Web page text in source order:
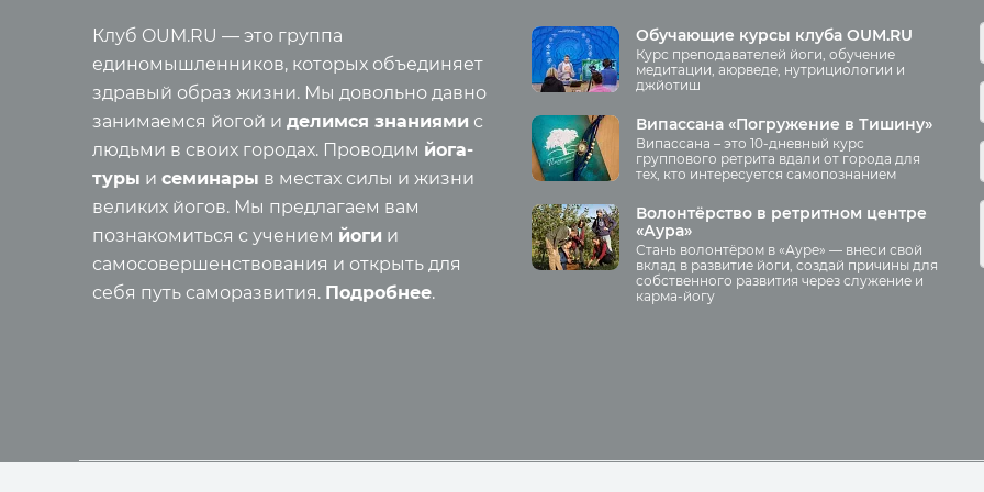
Фото йога-туров
Аудио отзывы о турах
Семинары
Семинары клуба OUM.RU
Рассказы о семинарах
Фото семинаров
Випассана
Фото випассаны
Преподаватели
Правильное питание
Энциклопедия йоги
Саморазвитие
Реинкарнация
Основы йоги
Медитация
Мантры
Курсы медитации
Курсы преподавателей йоги
Отзывы о курсах
Аудио отзывы о курсах
Курсы преподавателей йоги
беременных
Занятия
Online-трансляция
Клуб OUM.RU — это группа
единомышленников, которых объединяет
здравый образ жизни. Мы довольно давно
занимаемся йогой и делимся знаниями с
людьми в своих городах. Проводим йога-
туры и семинары в местах силы и жизни
великих йогов. Мы предлагаем вам
познакомиться с учением йоги и
самосовершенствования и открыть для
себя путь саморазвития. Подробнее.
Обучающие курсы клуба OUM.RU
Курс преподавателей йоги, обучение
медитации, аюрведе, нутрициологии и
джйотиш
Випассана «Погружение в Тишину»
Випассана – это 10-дневный курс
группового ретрита вдали от города для
тех, кто интересуется самопознанием
Волонтёрство в ретритном центре
«Аура»
Стань волонтёром в «Ауре» — внеси свой
вклад в развитие йоги, создай причины для
собственного развития через служение и
карма-йогу